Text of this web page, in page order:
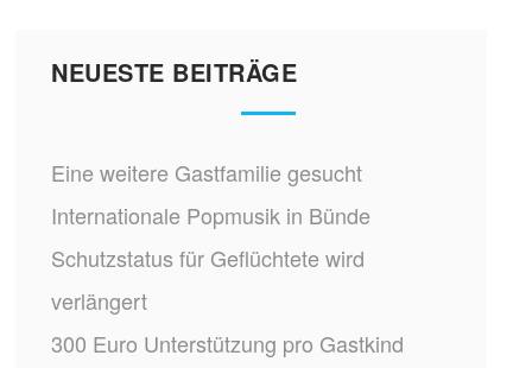
NEUESTE BEITRÄGE
Eine weitere Gastfamilie gesucht
Internationale Popmusik in Bünde
Schutzstatus für Geflüchtete wird
verlängert
300 Euro Unterstützung pro Gastkind